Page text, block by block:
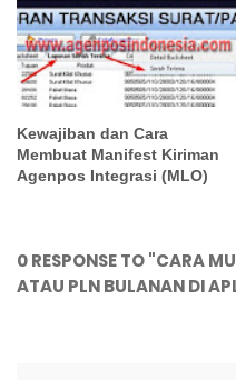
Kewajiban dan Cara
Membuat Manifest Kiriman
Agenpos Integrasi (MLO)
0 RESPONSE TO "CARA
ATAU PLN BULANAN DI